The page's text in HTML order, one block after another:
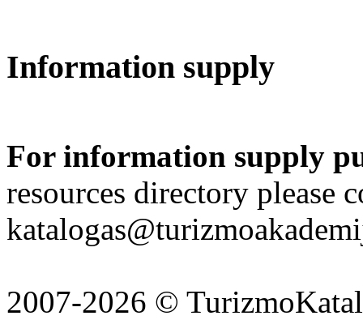
Information supply
For information supply
resources directory please
2007-2026 ©